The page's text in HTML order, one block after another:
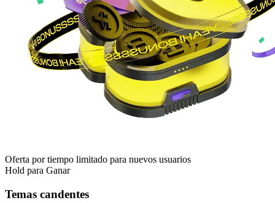
Oferta por tiempo limitado para nuevos usuarios
Hold para Ganar
Temas candentes